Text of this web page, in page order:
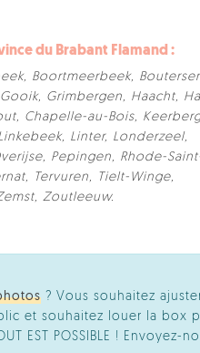
du Brabant Flamand :
, Boortmeerbeek,
Gooik, Grimbergen, Haacht,
, Chapelle-au-Bois,
, Linter, Londerzeel,
, Pepingen, Rhode-
, Tervuren, Tielt-Winge,
, Zoutleeuw.
? Vous souhaitez
et souhaitez louer la box
EST POSSIBLE ! Envoyez-